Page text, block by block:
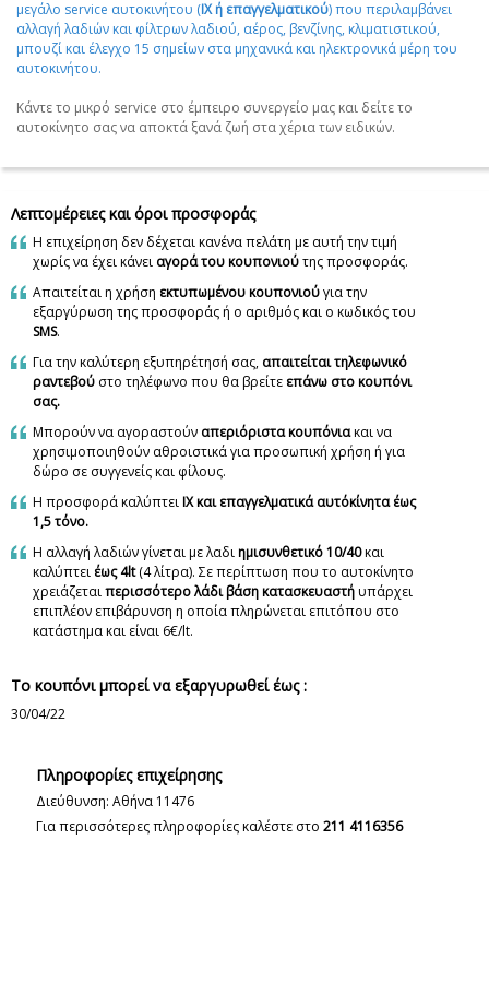
μεγάλο service αυτοκινήτου (ΙΧ ή επαγγελματικού) που περιλαμβάνει
αλλαγή λαδιών και φίλτρων λαδιού, αέρος, βενζίνης, κλιματιστικού,
μπουζί και έλεγχο 15 σημείων στα μηχανικά και ηλεκτρονικά μέρη του
αυτοκινήτου.
Κάντε το μικρό service στο έμπειρο συνεργείο μας και δείτε το
αυτοκίνητο σας να αποκτά ξανά ζωή στα χέρια των ειδικών.
Λεπτομέρειες και όροι προσφοράς
Η επιχείρηση δεν δέχεται κανένα πελάτη με αυτή την τιμή
χωρίς να έχει κάνει αγορά του κουπονιούτης προσφοράς.
Απαιτείται η χρήση εκτυπωμένου κουπονιούγια την
εξαργύρωση της προσφοράς ή ο αριθμός και ο κωδικός του
SMS.
Για την καλύτερη εξυπηρέτησή σας, απαιτείται τηλεφωνικό
ραντεβού στο τηλέφωνο που θα βρείτε επάνω στο κουπόνι
σας.
Μπορούν να αγοραστούν απεριόριστα κουπόνιακαι να
χρησιμοποιηθούν αθροιστικά για προσωπική χρήση ή για
δώρο σε συγγενείς και φίλους.
Η προσφορά καλύπτειΙΧ και επαγγελματικά αυτόκίνητα έως
1,5 τόνο.
Η αλλαγή λαδιών γίνεται με λαδιημισυνθετικό 10/40και
καλύπτει έως 4lt(4 λίτρα). Σε περίπτωση που το αυτοκίνητο
χρειάζεταιπερισσότερο λάδι βάση κατασκευαστήυπάρχει
επιπλέον επιβάρυνση η οποία πληρώνεται επιτόπου στο
κατάστημα και είναι 6€/lt.
Το κουπόνι μπορεί να εξαργυρωθεί έως :
30/04/22
Πληροφορίες επιχείρησης
Διεύθυνση: Αθήνα 11476
Για περισσότερες πληροφορίες καλέστε στο 211 4116356